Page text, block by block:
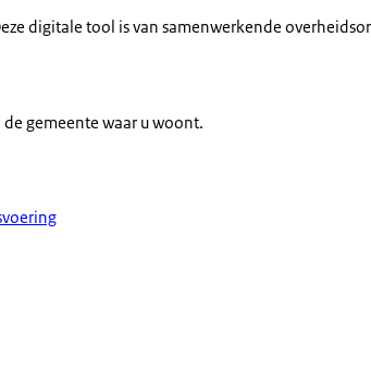
digitale tool is van samenwerkende
gemeente waar u woont.